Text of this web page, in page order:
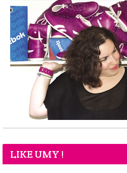
LIKE UMY !